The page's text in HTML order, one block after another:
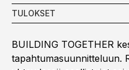
TULOKSET
BUILDING TOGETHER
tapahtumasuunnitteluun.